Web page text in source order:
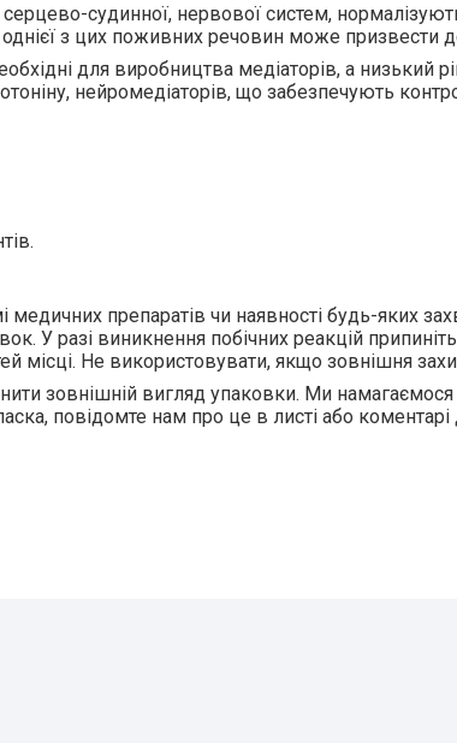
судинної, нервової систем,
однієї з цих поживних речовин може призвести
для виробництва медіаторів, а низький
нейромедіаторів, що забезпечують
медичних препаратів чи наявності будь-яких
У разі виникнення побічних реакцій
місці. Не використовувати, якщо зовнішня
зовнішній вигляд упаковки. Ми
повідомте нам про це в листі або